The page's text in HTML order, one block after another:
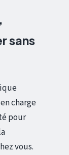
sans
charge
pour
vous.